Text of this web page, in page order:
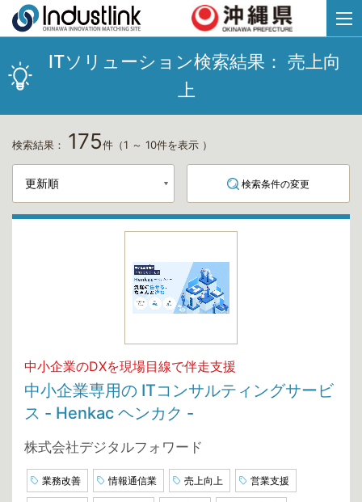
ITソリューション検索結果： 売上向
上
検索結果： 175件 （1 ～ 10件を表示 ）
検索条件の変更
中小企業のDXを現場目線で伴走支援
中小企業専用の ITコンサルティングサービ
ス - Henkac ヘンカク -
株式会社デジタルフォワード
業務改善 情報通信業 売上向上 営業支援